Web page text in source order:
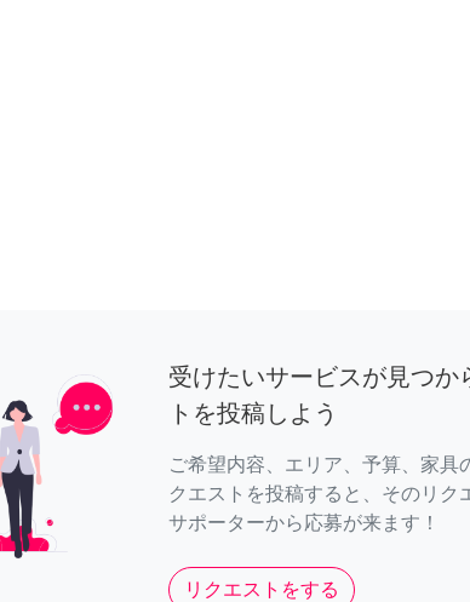
受けたいサービスが見つか
トを投稿しよう
ご希望内容、エリア、予算、家具
クエストを投稿すると、そのリク
サポーターから応募が来ます！
リクエストをする